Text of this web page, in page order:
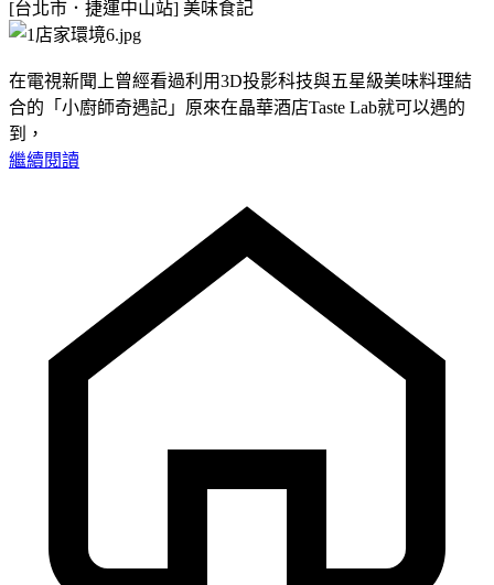
[台北市．捷運中山站] 美味食記
在電視新聞上曾經看過利用3D投影科技與五星級美味料理結
合的「小廚師奇遇記」原來在晶華酒店Taste Lab就可以遇的
到，
繼續閱讀